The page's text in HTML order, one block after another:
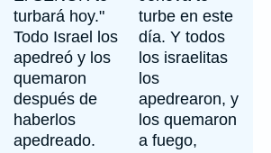
turbará hoy."
Todo Israel los
apedreó y los
quemaron
después de
haberlos
apedreado.
turbe en este
día. Y todos
los israelitas
los
apedrearon, y
los quemaron
a fuego,